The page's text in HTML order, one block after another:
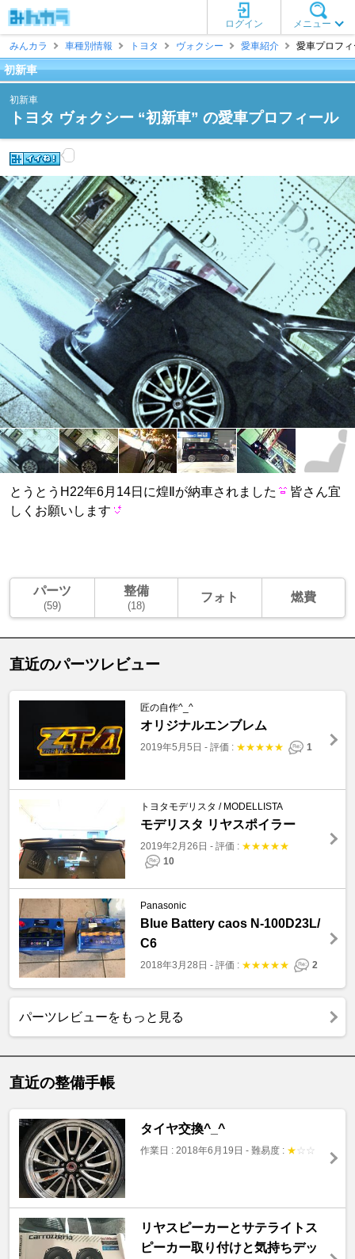
メニュー
ログイン
みんカラ
車種別情報 トヨタ ヴォクシー 愛車紹介 愛車プロフ
初新車
初新車
トヨタ ヴォクシー “初新車” の愛車プロフィール
とうとうH22年6月14日に煌Ⅱが納車されました
皆さん宜
しくお願いします
パーツ
(59)
整備
(18)
フォト 燃費
直近のパーツレビュー
匠の自作^_^
オリジナルエンブレム
2019年5月5日 - 評価 : ★★★★★ 1
トヨタモデリスタ / MODELLISTA
モデリスタ リヤスポイラー
2019年2月26日 - 評価 : ★★★★★
10
Panasonic
Blue Battery caos N-100D23L/
C6
2018年3月28日 - 評価 : ★★★★★ 2
パーツレビューをもっと見る
直近の整備手帳
タイヤ交換^_^
作業日 : 2018年6月19日 - 難易度 : ★ ☆ ☆
リヤスピーカーとサテライトス
ピーカー取り付けと気持ちデッ